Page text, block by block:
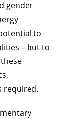
gender
to
– but to
required.